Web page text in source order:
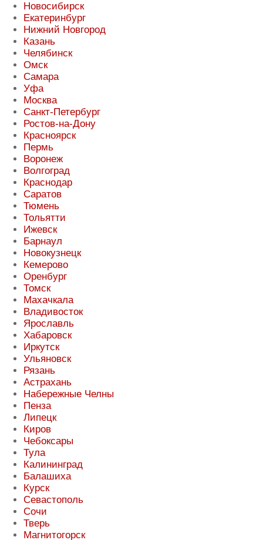
Новосибирск
Екатеринбург
Нижний Новгород
Казань
Челябинск
Омск
Самара
Уфа
Москва
Санкт-Петербург
Ростов-на-Дону
Красноярск
Пермь
Воронеж
Волгоград
Краснодар
Саратов
Тюмень
Тольятти
Ижевск
Барнаул
Новокузнецк
Кемерово
Оренбург
Томск
Махачкала
Владивосток
Ярославль
Хабаровск
Иркутск
Ульяновск
Рязань
Астрахань
Набережные Челны
Пенза
Липецк
Киров
Чебоксары
Тула
Калининград
Балашиха
Курск
Севастополь
Сочи
Тверь
Магнитогорск